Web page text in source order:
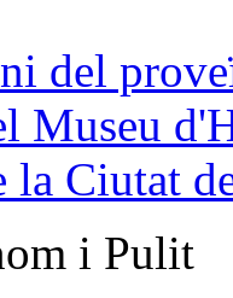
del
Museu
la Ciutat
i Pulit